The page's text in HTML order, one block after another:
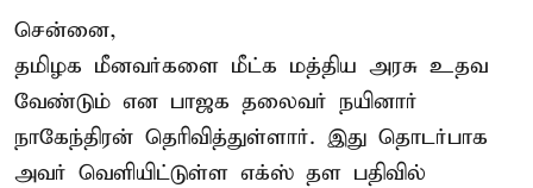
சென்னை,
தமிழக மீனவர்களை மீட்க மத்திய அரசு உதவ
வேண்டும் என பாஜக தலைவர் நயினார்
நாகேந்திரன் தெரிவித்துள்ளார். இது தொடர்பாக
அவர் வெளியிட்டுள்ள எக்ஸ் தள பதிவில்